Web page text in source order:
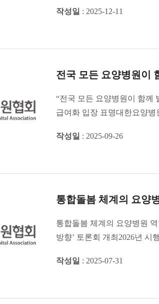
작성일 : 2025-12-11
전국 모든 요양병원이
“전국 모든 요양병원이 함께
급여화 입장 표명대한요양
작성일 : 2025-09-26
통합돌봄 체계의 요양
통합돌봄 체계의 요양병원
방향’ 토론회 개최2026년
작성일 : 2025-07-31